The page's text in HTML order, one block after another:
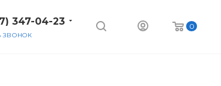
0
347-04-23
ЗВОНОК